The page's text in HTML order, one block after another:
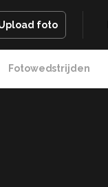
foto
Fotowedstrijden